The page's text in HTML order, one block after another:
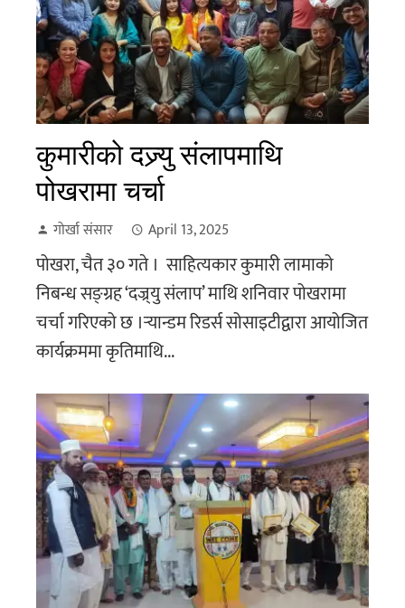
कुमारीको दज्र्यु संलापमाथि
पोखरामा चर्चा
गोर्खा संसार April 13, 2025
पोखरा, चैत ३० गते । साहित्यकार कुमारी लामाको
निबन्ध सङ्ग्रह ‘दज्र्यु संलाप’ माथि शनिवार पोखरामा
चर्चा गरिएको छ ।र्‍यान्डम रिडर्स सोसाइटीद्वारा आयोजित
कार्यक्रममा कृतिमाथि...